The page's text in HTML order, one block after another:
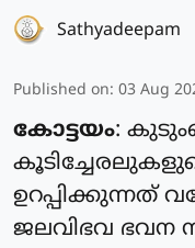
Sathyadeepam
Published on: 03 Aug
കോട്ടയം:
ഉറപ്പിക്കുന്നത്
ജലവിഭവ ഭവന